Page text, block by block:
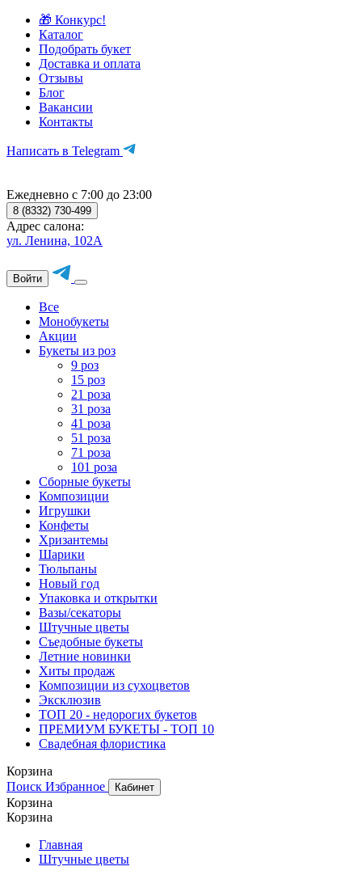
🎁 Конкурс!
Каталог
Подобрать букет
Доставка и оплата
Отзывы
Блог
Вакансии
Контакты
Написать в Telegram
Ежедневно с 7:00 до 23:00
8 (8332) 730-499
Адрес салона:
ул. Ленина, 102А
Войти
Все
Монобукеты
Акции
Букеты из роз
9 роз
15 роз
21 роза
31 роза
41 роза
51 роза
71 роза
101 роза
Сборные букеты
Композиции
Игрушки
Конфеты
Хризантемы
Шарики
Тюльпаны
Новый год
Упаковка и открытки
Вазы/секаторы
Штучные цветы
Съедобные букеты
Летние новинки
Хиты продаж
Композиции из сухоцветов
Эксклюзив
ТОП 20 - недорогих букетов
ПРЕМИУМ БУКЕТЫ - ТОП 10
Свадебная флористика
Корзина
Поиск Избранное Кабинет
Корзина
Корзина
Главная
Штучные цветы